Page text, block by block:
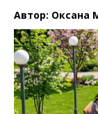
Автор: Оксана